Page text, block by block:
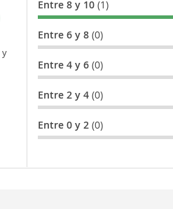
y
Entre 8 y 10 (1)
Entre 6 y 8 (0)
Entre 4 y 6 (0)
Entre 2 y 4 (0)
Entre 0 y 2 (0)